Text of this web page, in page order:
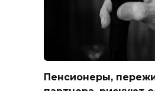
Пенсионеры,